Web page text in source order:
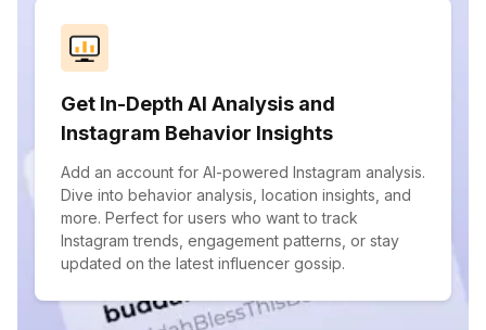
Get In-Depth AI Analysis and
Instagram Behavior Insights
Add an account for AI-powered Instagram analysis.
Dive into behavior analysis, location insights, and
more. Perfect for users who want to track
Instagram trends, engagement patterns, or stay
updated on the latest influencer gossip.